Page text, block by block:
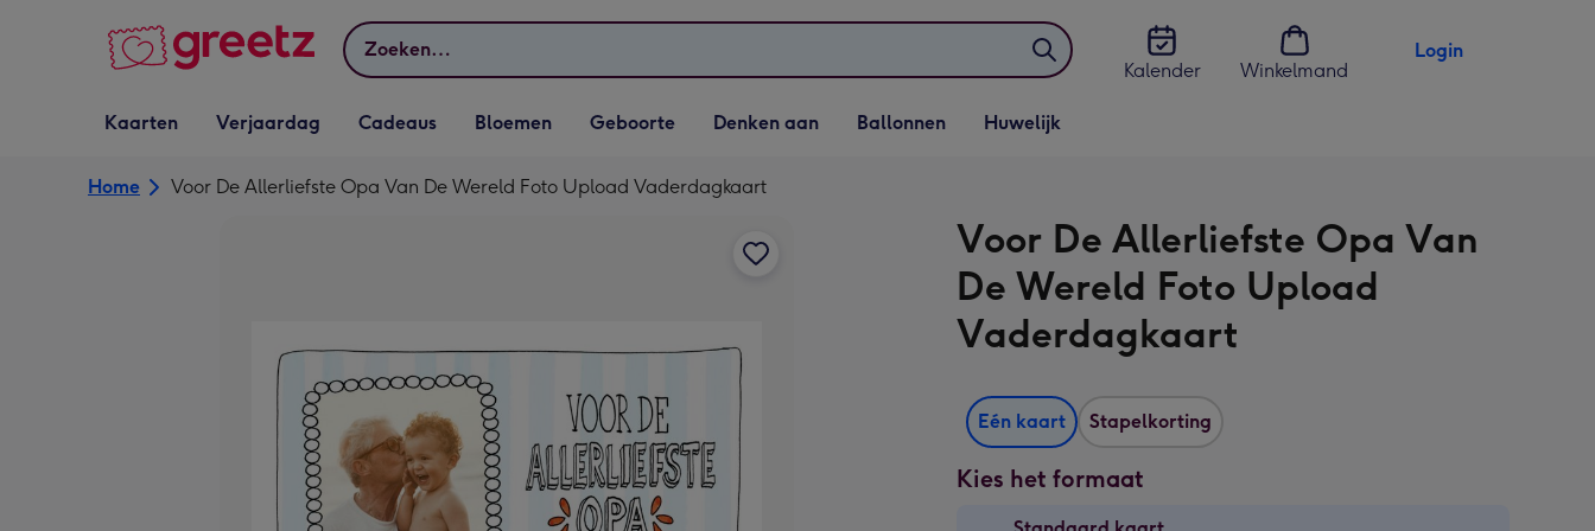
Zoeken
Kalender
Winkelmand
Login
Vervolgkeuzelijst
Kaarten openen
Kaarten
Vervolgkeuzelijst
Verjaardag openen
Verjaardag
Vervolgkeuzelijst
Cadeaus openen
Cadeaus
Vervolgkeuzelijst
Bloemen openen
Bloemen
Vervolgkeuzelijst
Geboorte openen
Geboorte
Vervolgkeuzelijst
Denken aan openen
Denken aan
Vervolgkeuzelijst
Ballonnen openen
Ballonnen
Vervolgkeuzelijst
Huwelijk openen
Huwelijk
Home Voor De Allerliefste Opa Van De Wereld Foto Upload Vaderdagkaart
Voor De Allerliefste Opa Van
De Wereld Foto Upload
Vaderdagkaart
Eén kaart Stapelkorting
Kies het formaat